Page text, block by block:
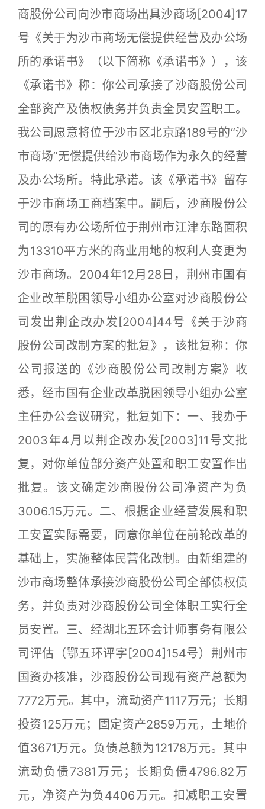
商股份公司向沙市商场出具沙商场[2004]17
号《关于为沙市商场无偿提供经营及办公场
所的承诺书》（以下简称《承诺书》），该
《承诺书》称：你公司承接了沙商股份公司
全部资产及债权债务并负责全员安置职工。
我公司愿意将位于沙市区北京路189号的“沙
市商场”无偿提供给沙市商场作为永久的经营
及办公场所。特此承诺。该《承诺书》留存
于沙市商场工商档案中。嗣后，沙商股份公
司的原有办公场所位于荆州市江津东路面积
为13310平方米的商业用地的权利人变更为
沙市商场。2004年12月28日，荆州市国有
企业改革脱困领导小组办公室对沙商股份公
司发出荆企改办发[2004]44号《关于沙商
股份公司改制方案的批复》，该批复称：你
公司报送的《沙商股份公司改制方案》收
悉，经市国有企业改革脱困领导小组办公室
主任办公会议研究，批复如下：一、我办于
2003年4月以荆企改办发[2003]11号文批
复，对你单位部分资产处置和职工安置作出
批复。该文确定沙商股份公司净资产为负
3006.15万元。二、根据企业经营发展和职
工安置实际需要，同意你单位在前轮改革的
基础上，实施整体民营化改制。由新组建的
沙市商场整体承接沙商股份公司全部债权债
务，并负责对沙商股份公司全体职工实行全
员安置。三、经湖北五环会计师事务有限公
司评估（鄂五环评字[2004]154号）荆州市
国资办核准，沙商股份公司现有资产总额为
7772万元。其中，流动资产1117万元；长期
投资125万元；固定资产2859万元，土地价
值3671万元。负债总额为12178万元。其中
流动负债7381万元；长期负债4796.82万
元，净资产为负4406万元。扣减职工安置